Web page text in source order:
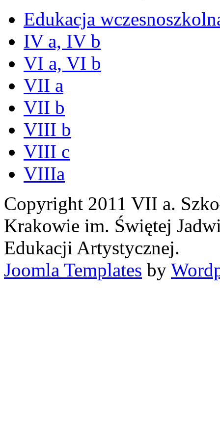
Edukacja
IV a, IV b
VI a, VI b
VII a
VII b
VIII b
VIII c
VIIIa
Copyright 2011 VII a.
Krakowie im. Świętej
Edukacji Artystycznej.
Joomla Templates by